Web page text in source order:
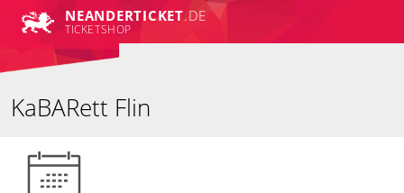
NEANDERTICKET.DE
TICKETSHOP
KaBARett Flin